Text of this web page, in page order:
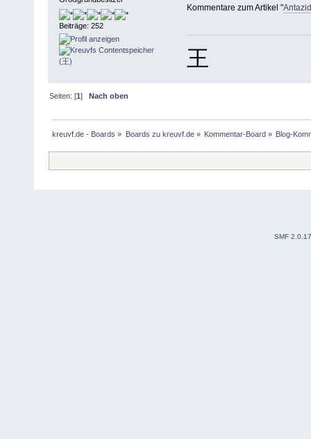
Beiträge: 252
Kommentare zum Artikel "
王
Seiten: [1]Nach oben
kreuvf.de - Boards » Boards zu kreuvf.de» Kommentar-Board» Blog-
SMF 2.0.17